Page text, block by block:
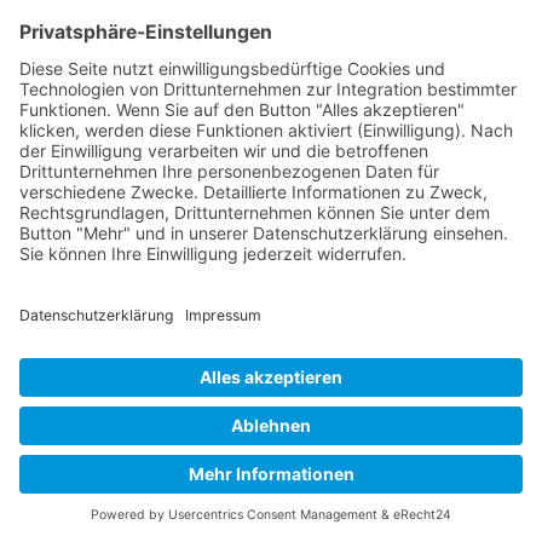
96
Mödlhammer
25 GER 9 Klaus Rocholl
A-Cat
Klassisch
LYC
26
GER
81
Maren Odefey
A-Cat
Klassisch
MSV-
Wismar
27
GER
10
Jörg Horn
A-Cat
Foiling
STS
28
80
Grünenwald
58
Peter
Rübener
A-Cat
Klassisch
19
GER
Georg Merkl
A-Cat
Klassisch
29
A-Cat